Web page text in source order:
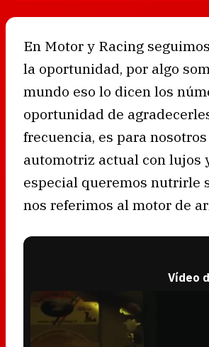
En Motor y Racing
la oportunidad, por algo
mundo eso lo dicen los
oportunidad de
frecuencia, es para
automotriz actual con lujos
especial queremos nutrirle
nos referimos al motor de
Vídeo